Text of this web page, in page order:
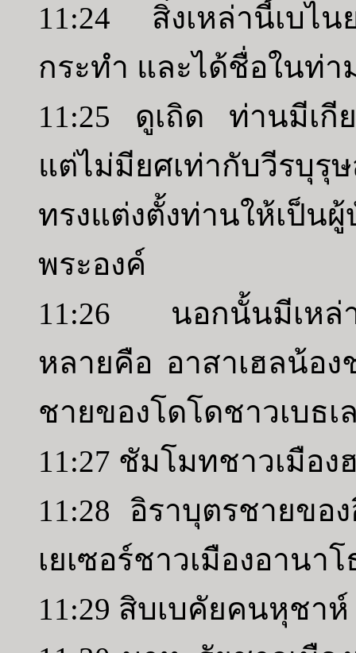
11:24 สิ่งเหล่านี้เบไน
กระทำ และได้ชื่อในท่
11:25 ดูเถิด ท่านมีเกี
แต่ไม่มียศเท่ากับวีรบุ
ทรงแต่งตั้งท่านให้เป็น
พระองค์
11:26 นอกนั้นมีเหล่า
หลายคือ อาสาเฮลน้อ
ชายของโดโดชาวเบธเ
11:27 ชัมโมทชาวเมือง
11:28 อิราบุตรชายขอ
เยเซอร์ชาวเมืองอานา
11:29 สิบเบคัยคนหุชา